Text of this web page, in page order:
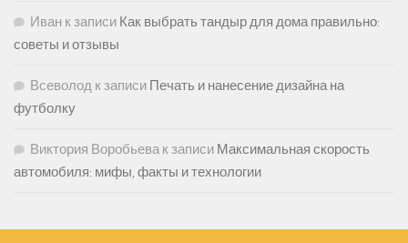
Иван к записи Как выбрать тандыр для дома правильно:
советы и отзывы
Всеволод к записи Печать и нанесение дизайна на
футболку
Виктория Воробьевак записи Максимальная скорость
автомобиля: мифы, факты и технологии